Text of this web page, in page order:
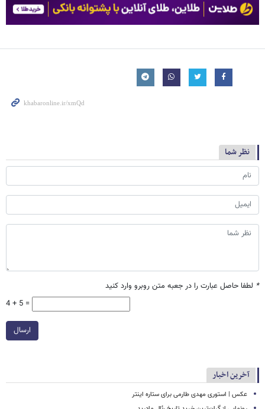
نظر شما
* لطفا حاصل عبارت را در جعبه متن روبرو وارد کنید
4 + 5 =
ارسال
آخرین اخبار
عکس | استوری مهدی طارمی برای ستاره اینتر